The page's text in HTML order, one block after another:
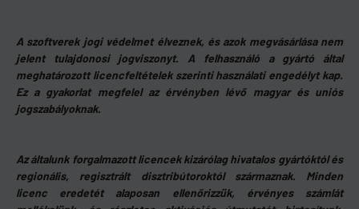
A szoftverek jogi védelmet élveznek, és azok megvásárlása nem
jelent tulajdonosi jogviszonyt. A felhasználó a gyártó által
meghatározott licencfeltételek szerinti használati engedélyt kap.
Ez a gyakorlat megfelel az érvényben lévő magyar és uniós
jogszabályoknak.
Az általunk forgalmazott licencek kizárólag hivatalos gyártóktól és
regionális, regisztrált disztribútoroktól származnak. Minden
licenc eredetét alaposan ellenőrizzük, érvényes számlát